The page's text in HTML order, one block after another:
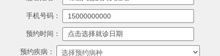
手机号码：
预约时间：
预约疾病：